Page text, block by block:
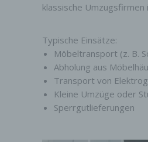
klassische Umzugsfirmen
Typische Einsätze:
Möbeltransport (z. B.
Abholung aus
Transport von
Kleine Umzüge oder
Sperrgutlieferungen